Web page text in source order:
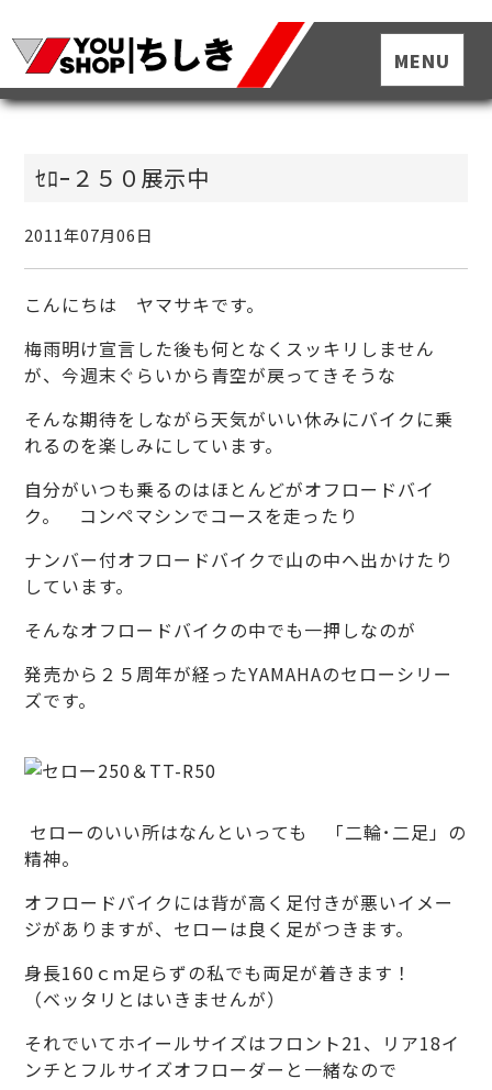
ｾﾛｰ２５０展示中
2011年07月06日
こんにちは ヤマサキです。
梅雨明け宣言した後も何となくスッキリしません
が、今週末ぐらいから青空が戻ってきそうな
そんな期待をしながら天気がいい休みにバイクに乗
れるのを楽しみにしています。
自分がいつも乗るのはほとんどがオフロードバイ
ク。 コンペマシンでコースを走ったり
ナンバー付オフロードバイクで山の中へ出かけたり
しています。
そんなオフロードバイクの中でも一押しなのが
発売から２５周年が経ったYAMAHAのセローシリー
ズです。
セローのいい所はなんといっても 「二輪･二足」の
精神。
オフロードバイクには背が高く足付きが悪いイメー
ジがありますが、セローは良く足がつきます。
身長160ｃｍ足らずの私でも両足が着きます！
（ベッタリとはいきませんが）
それでいてホイールサイズはフロント21、リア18イ
ンチとフルサイズオフローダーと一緒なので